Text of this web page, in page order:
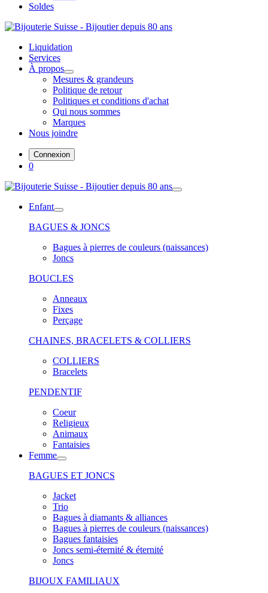
Soldes
Liquidation
Services
À propos
Mesures & grandeurs
Politique de retour
Politiques et conditions d'achat
Qui nous sommes
Marques
Nous joindre
Connexion
0
Enfant
BAGUES & JONCS
Bagues à pierres de couleurs (naissances)
Joncs
BOUCLES
Anneaux
Fixes
Perçage
CHAINES, BRACELETS & COLLIERS
COLLIERS
Bracelets
PENDENTIF
Coeur
Religieux
Animaux
Fantaisies
Femme
BAGUES ET JONCS
Jacket
Trio
Bagues à diamants & alliances
Bagues à pierres de couleurs (naissances)
Bagues fantaisies
Joncs semi-éternité & éternité
Joncs
BIJOUX FAMILIAUX